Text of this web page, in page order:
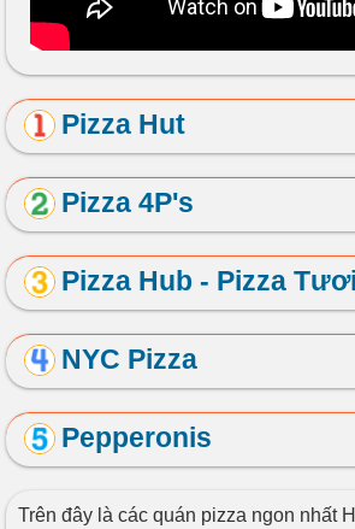
Pizza Hut
Pizza 4P's
Pizza Hub - Pizza
NYC Pizza
Pepperonis
Trên đây là các quán pizza ngon nhất